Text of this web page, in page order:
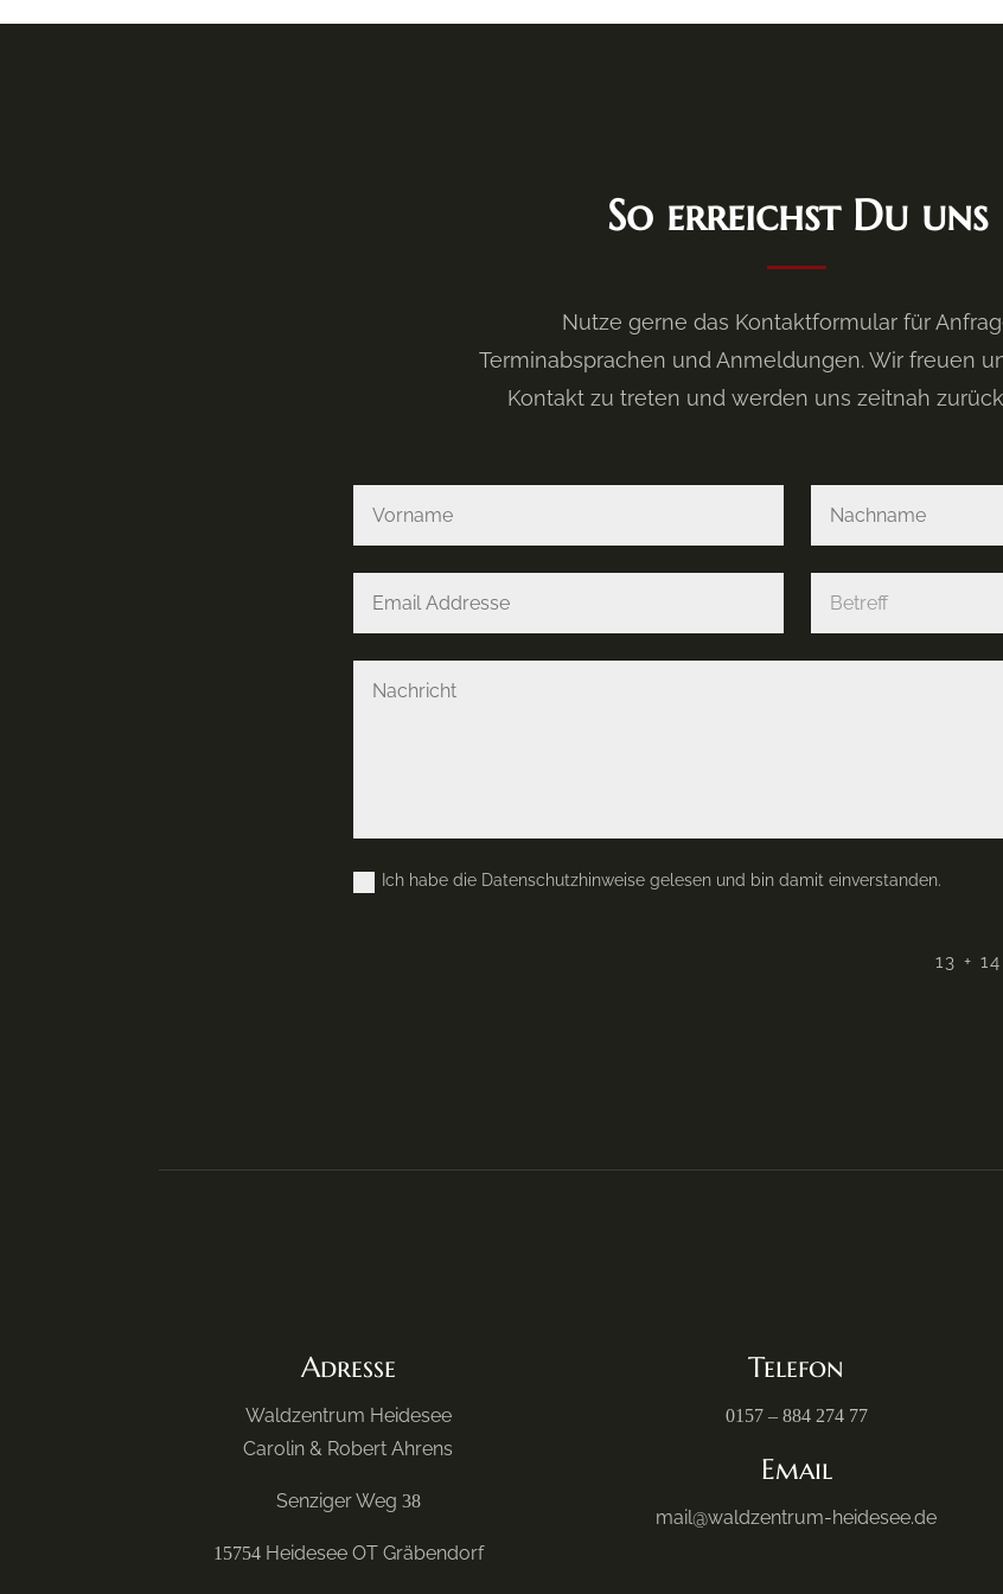
So erreichst Du uns
Nutze gerne das Kontaktformular für
Terminabsprachen und Anmeldungen. Wir freuen
Kontakt zu treten und werden uns zeitnah
Ich habe die Datenschutzhinweise gelesen und bin damit einverstanden.
13 + 14
Adresse
Waldzentrum Heidesee
Carolin & Robert Ahrens
Senziger Weg 38
15754Heidesee OT Gräbendorf
Telefon
0157 – 884 274 77
Email
mail@waldzentrum-heidesee.de